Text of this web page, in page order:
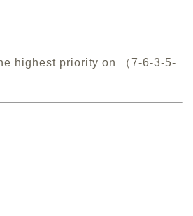
highest priority on （7-6-3-5-